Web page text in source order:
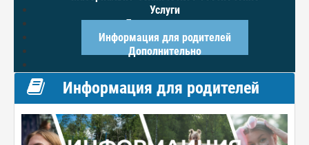
Услуги
Доступная среда
Информация для родителей
Дополнительно
Информация для родителей